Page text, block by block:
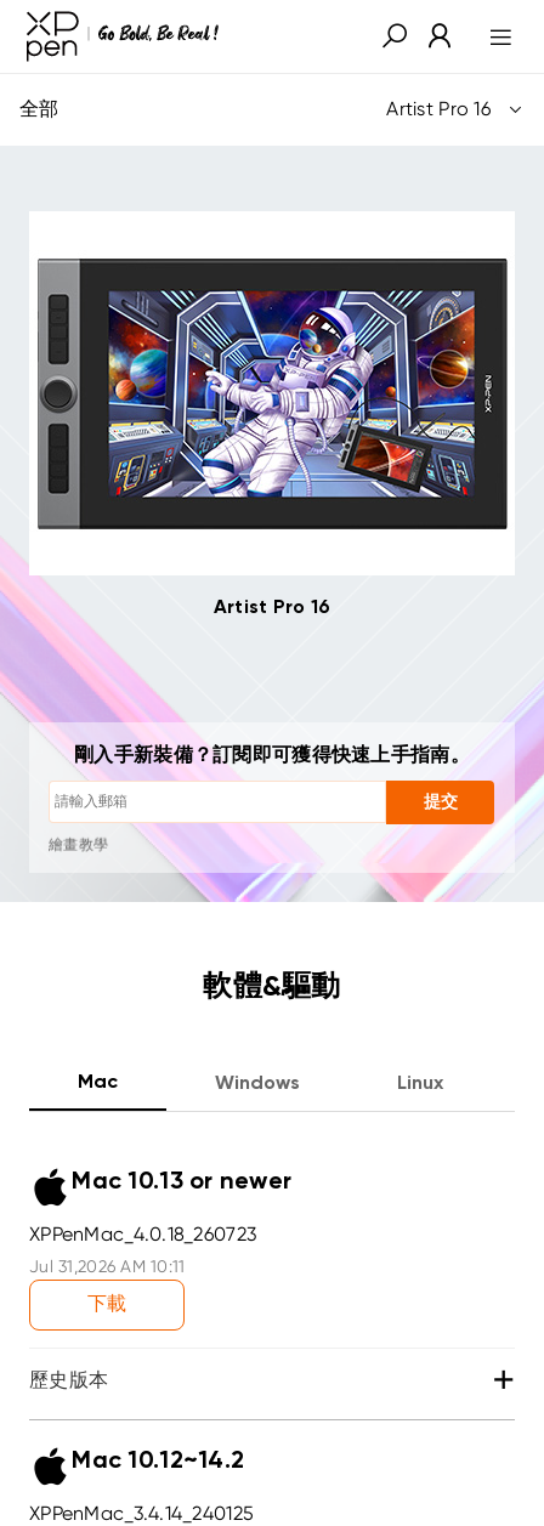
全部 Artist Pro 16
Artist Pro 16
剛入手新裝備？訂閱即可獲得快速上手指南。
提交
隨時一鍵退訂
繪畫教學
使用技巧與故障排查
新品首發與專屬優惠
藝術家故事與靈感
每月 1–2 封，絕不垃圾郵件
電子郵件僅用於發送您請求的內容
繪畫教學
軟體&驅動
Mac Windows Linux
Mac 10.13 or newer
XPPenMac_4.0.18_260723
Jul 31,2026 AM 10:11
下載
歷史版本 +
Mac 10.12~14.2
XPPenMac_3.4.14_240125